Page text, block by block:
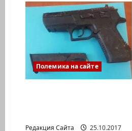
סבג»
—
אביזרי
רכב»
(Шай
Сабаг)
Все
для
твоего
автомобиля!
Полемика на сайте
Редакция Сайта
25.10.2017